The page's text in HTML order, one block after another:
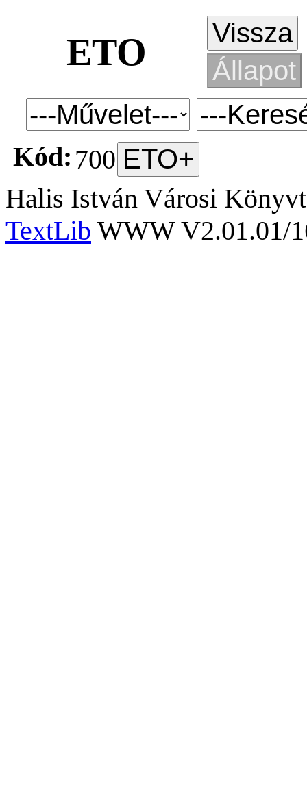
ETO
Kód: 700
Halis István Városi
TextLib WWW V2.01.01/